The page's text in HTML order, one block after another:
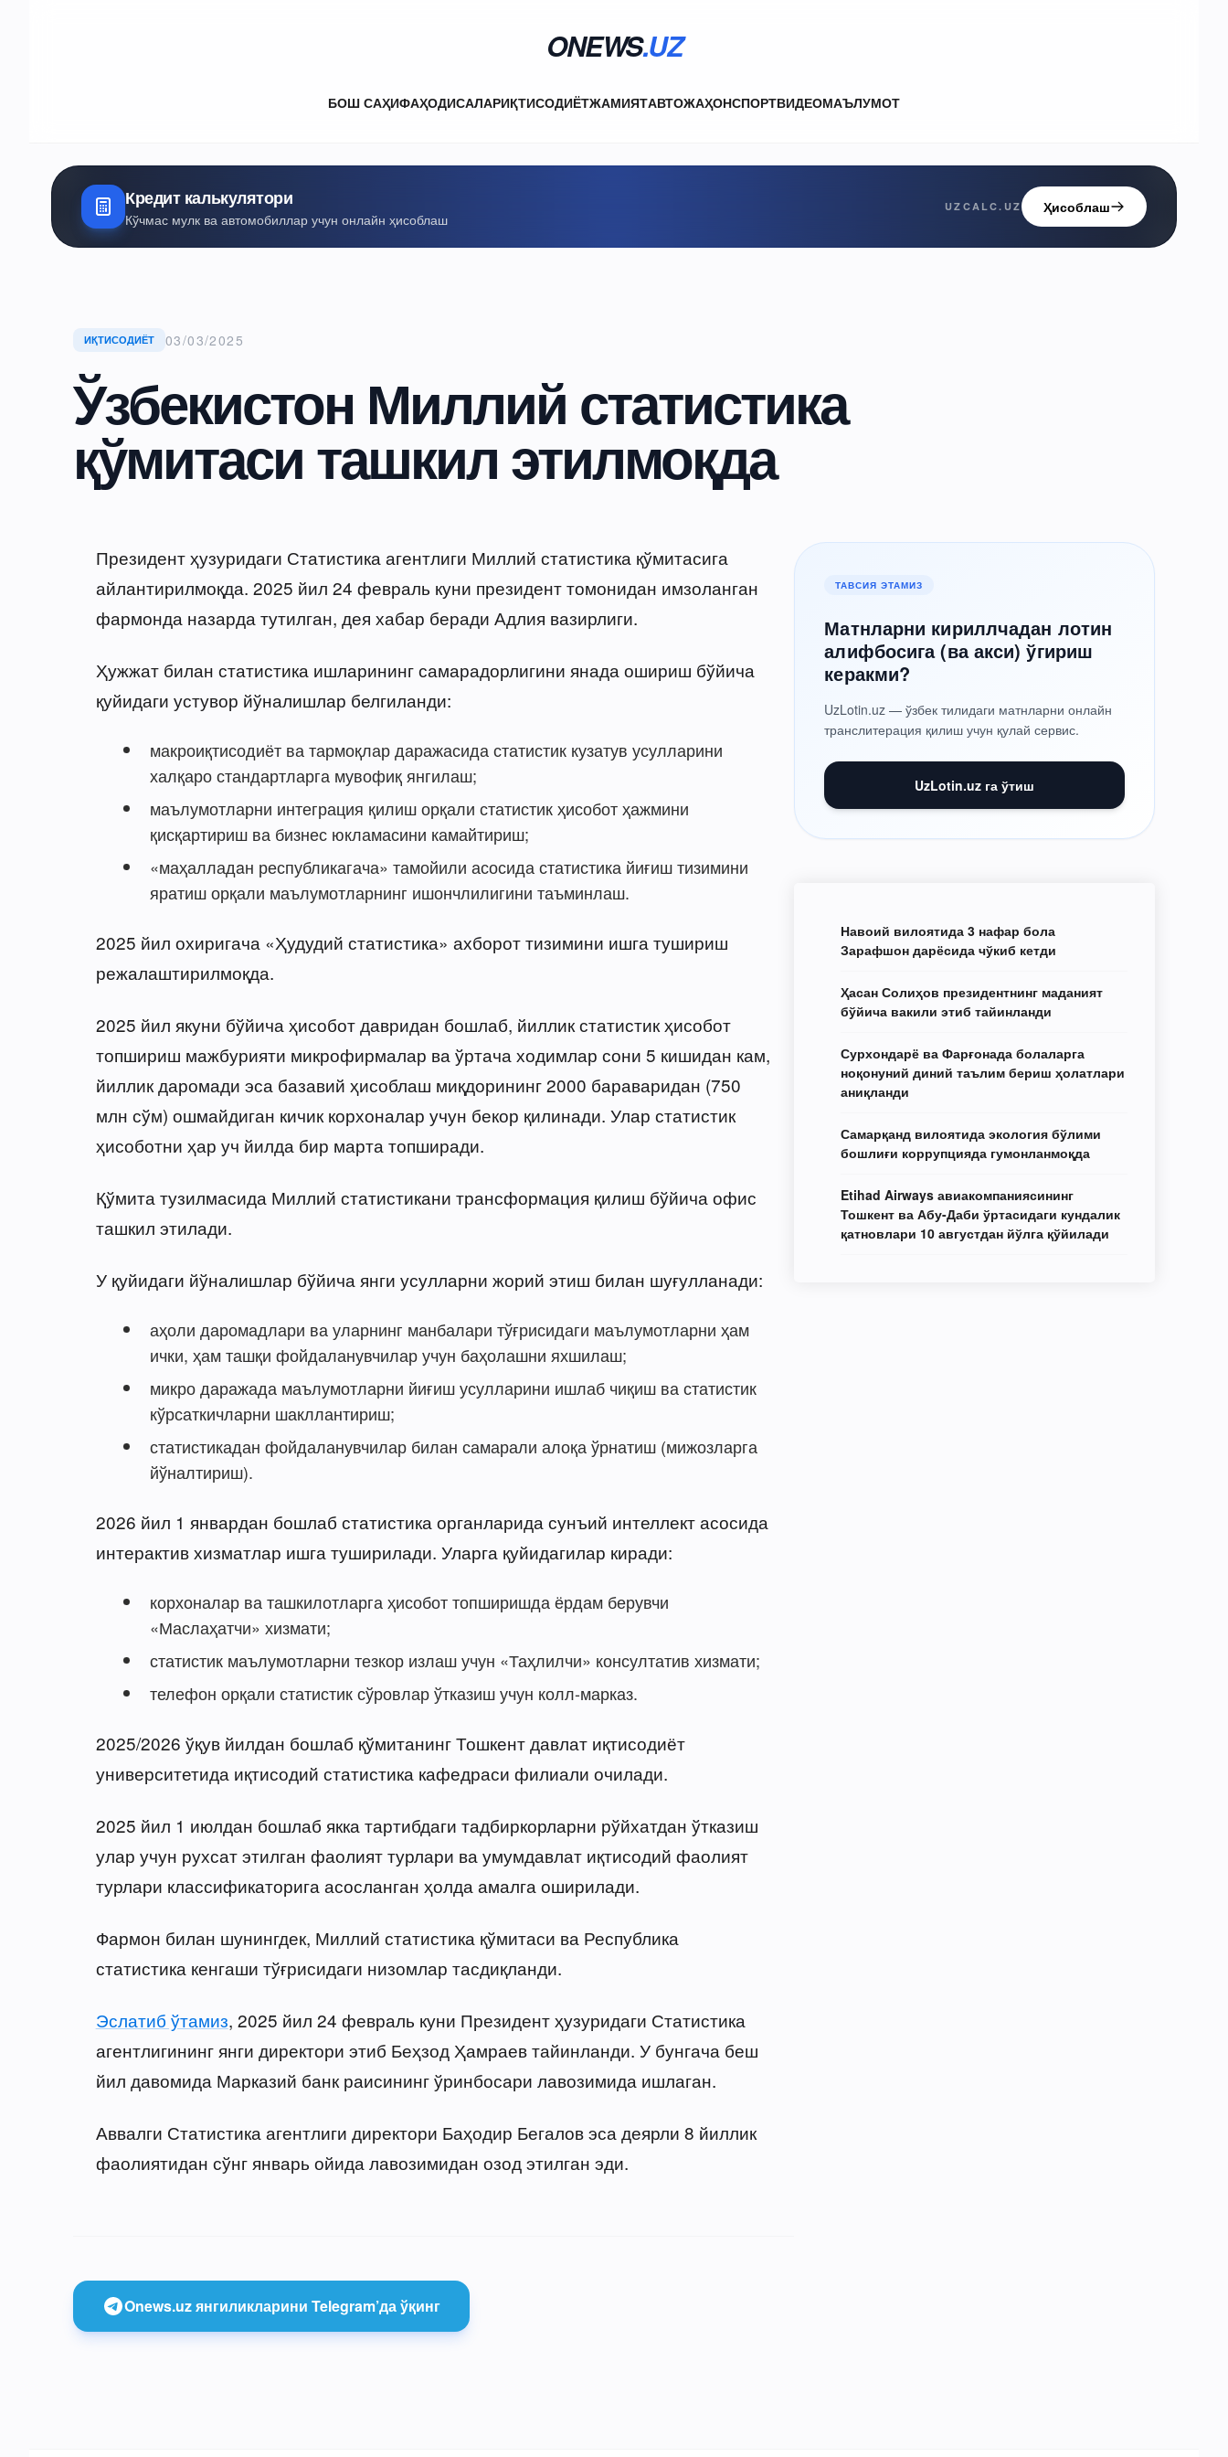
ONEWS.UZ
БОШ САҲИФАҲОДИСАЛАРИҚТИСОДИЁТЖАМИЯТАВТОЖАҲОНСПОРТВИДЕОМАЪЛУМОТ
Кредит калькулятори
Кўчмас мулк ва автомобиллар учун онлайн ҳисоблаш
UZCALC.UZ Ҳисоблаш
ИҚТИСОДИЁТ 03/03/2025
Ўзбекистон Миллий статистика
қўмитаси ташкил этилмоқда
Президент ҳузуридаги Статистика агентлиги Миллий статистика қўмитасига
айлантирилмоқда. 2025 йил 24 февраль куни президент томонидан имзоланган
фармонда назарда тутилган, дея хабар беради Адлия вазирлиги.
Ҳужжат билан статистика ишларининг самарадорлигини янада ошириш бўйича
қуйидаги устувор йўналишлар белгиланди:
макроиқтисодиёт ва тармоқлар даражасида статистик кузатув усулларини
халқаро стандартларга мувофиқ янгилаш;
маълумотларни интеграция қилиш орқали статистик ҳисобот ҳажмини
қисқартириш ва бизнес юкламасини камайтириш;
«маҳалладaн республикагача» тамойили асосида статистика йиғиш тизимини
яратиш орқали маълумотларнинг ишончлилигини таъминлаш.
2025 йил охиригача «Ҳудудий статистика» ахборот тизимини ишга тушириш
режалаштирилмоқда.
2025 йил якуни бўйича ҳисобот давридан бошлаб, йиллик статистик ҳисобот
топшириш мажбурияти микрофирмалар ва ўртача ходимлар сони 5 кишидан кам,
йиллик даромади эса базавий ҳисоблаш миқдорининг 2000 бараваридан (750
млн сўм) ошмайдиган кичик корхоналар учун бекор қилинади. Улар статистик
ҳисоботни ҳар уч йилда бир марта топширади.
Қўмита тузилмасида Миллий статистикани трансформация қилиш бўйича офис
ташкил этилади.
У қуйидаги йўналишлар бўйича янги усулларни жорий этиш билан шуғулланади:
аҳоли даромадлари ва уларнинг манбалари тўғрисидаги маълумотларни ҳам
ички, ҳам ташқи фойдаланувчилар учун баҳолашни яхшилаш;
микро даражада маълумотларни йиғиш усулларини ишлаб чиқиш ва статистик
кўрсаткичларни шакллантириш;
статистикадан фойдаланувчилар билан самарали алоқа ўрнатиш (мижозларга
йўналтириш).
2026 йил 1 январдан бошлаб статистика органларида сунъий интеллект асосида
интерактив хизматлар ишга туширилади. Уларга қуйидагилар киради:
корхоналар ва ташкилотларга ҳисобот топширишда ёрдам берувчи
«Маслаҳатчи» хизмати;
статистик маълумотларни тезкор излаш учун «Таҳлилчи» консултатив хизмати;
телефон орқали статистик сўровлар ўтказиш учун колл-марказ.
2025/2026 ўқув йилдан бошлаб қўмитанинг Тошкент давлат иқтисодиёт
университетида иқтисодий статистика кафедраси филиали очилади.
2025 йил 1 июлдан бошлаб якка тартибдаги тадбиркорларни рўйхатдан ўтказиш
улар учун рухсат этилган фаолият турлари ва умумдавлат иқтисодий фаолият
турлари классификаторига асосланган ҳолда амалга оширилади.
Фармон билан шунингдек, Миллий статистика қўмитаси ва Республика
статистика кенгаши тўғрисидаги низомлар тасдиқланди.
Эслатиб ўтамиз, 2025 йил 24 февраль куни Президент ҳузуридаги Статистика
агентлигининг янги директори этиб Беҳзод Ҳамраев тайинланди. У бунгача беш
йил давомида Марказий банк раисининг ўринбосари лавозимида ишлаган.
Аввалги Статистика агентлиги директори Баҳодир Бегалов эса деярли 8 йиллик
фаолиятидан сўнг январь ойида лавозимидан озод этилган эди.
Onews.uz янгиликларини Telegram’да ўқинг
ТАВСИЯ ЭТАМИЗ
Матнларни кириллчадан лотин
алифбосига (ва акси) ўгириш
керакми?
UzLotin.uz — ўзбек тилидаги матнларни онлайн
транслитерация қилиш учун қулай сервис.
UzLotin.uz га ўтиш
Навоий вилоятида 3 нафар бола
Зарафшон дарёсида чўкиб кетди
Ҳасан Солиҳов президентнинг маданият
бўйича вакили этиб тайинланди
Сурхондарё ва Фарғонада болаларга
ноқонуний диний таълим бериш ҳолатлари
аниқланди
Самарқанд вилоятида экология бўлими
бошлиғи коррупцияда гумонланмоқда
Etihad Airways авиакомпаниясининг
Тошкент ва Абу-Даби ўртасидаги кундалик
қатновлари 10 августдан йўлга қўйилади